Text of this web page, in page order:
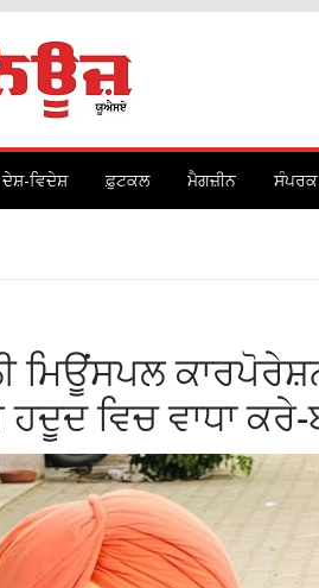
ਦੇਸ਼-ਵਿਦੇਸ਼ ਫ਼ੁਟਕਲ ਮੈਗਜ਼ੀਨ ਸੰਪਰਕ
ਮਿਊਂਸਪਲ
ਵਿਚ ਵਾਧਾ